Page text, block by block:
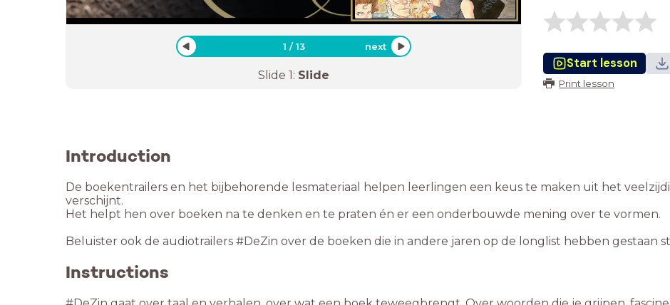
1 /13 next
Slide 1: Slide
Start lesson
Print lesson
Introduction
De boekentrailers en het bijbehorende lesmateriaal helpen leerlingen een keus te maken uit het
verschijnt.
Het helpt hen over boeken na te denken en te praten én er een onderbouwde mening over te vormen.
Beluister ook de audiotrailers #DeZin over de boeken die in andere jaren op de longlist hebben gestaan
Instructions